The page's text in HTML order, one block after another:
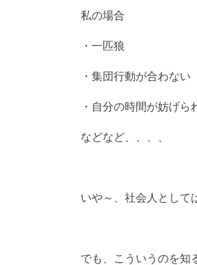
私の場合
・一匹狼
・集団行動が合わない
・自分の時間が妨げら
などなど、、、、
いや～、社会人として
でも、こういうのを知